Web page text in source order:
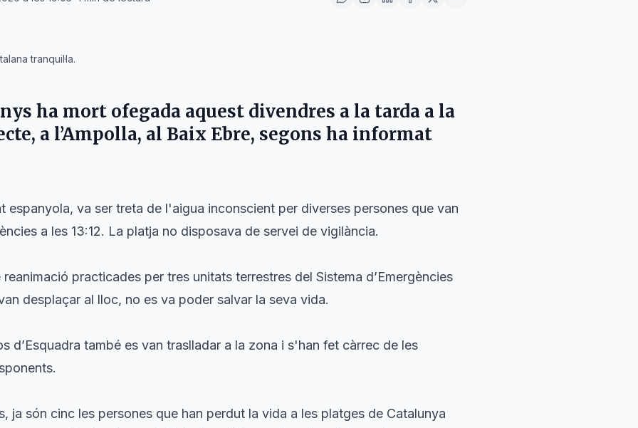
tranquil·la.
ha mort ofegada aquest divendres a la tarda a la
a l’Ampolla, al Baix Ebre, segons ha informat
espanyola, va ser treta de l'aigua inconscient per diverses persones que van
a les 13:12. La platja no disposava de servei de vigilància.
practicades per tres unitats terrestres del Sistema d’Emergències
desplaçar al lloc, no es va poder salvar la seva vida.
d’Esquadra també es van traslladar a la zona i s'han fet càrrec de les
ja són cinc les persones que han perdut la vida a les platges de Catalunya